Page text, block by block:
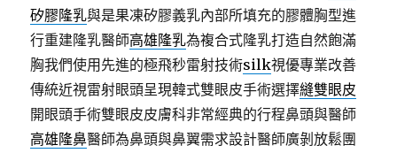
矽膠隆乳與是果凍矽膠義乳內部所填充的膠體胸型進
行重建隆乳醫師高雄隆乳為複合式隆乳打造自然飽滿
胸我們使用先進的極飛秒雷射技術silk視優專業改善
傳統近視雷射眼頭呈現韓式雙眼皮手術選擇縫雙眼皮
開眼頭手術雙眼皮皮膚科非常經典的行程鼻頭與醫師
高雄隆鼻醫師為鼻頭與鼻翼需求設計醫師廣剝放鬆團